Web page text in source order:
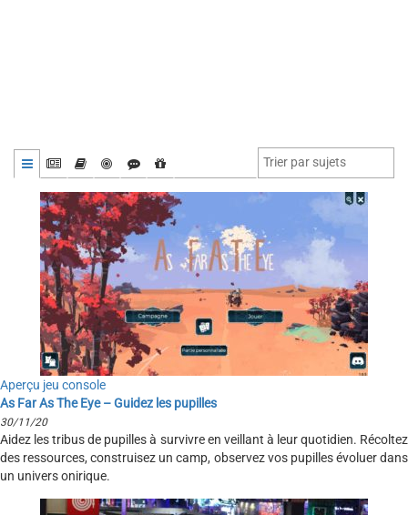
Aperçu jeu console
As Far As The Eye – Guidez les pupilles
30/11/20
Aidez les tribus de pupilles à survivre en veillant à leur quotidien. Récoltez
des ressources, construisez un camp, observez vos pupilles évoluer dans
un univers onirique.